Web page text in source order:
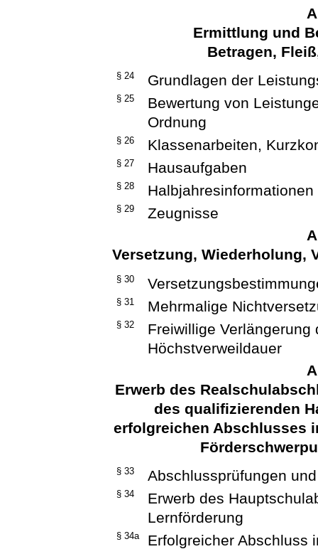
Ermittlung und
Betragen,
§ 24 Grundlagen der
§ 25
Bewertung von
Ordnung
§ 26 Klassenarbeiten,
§ 27 Hausaufgaben
§ 28
§ 29
Zeugnisse
Versetzung, Wiederholung,
§ 30
§ 31 Mehrmalige
§ 32
Freiwillige
Höchstverweildauer
Erwerb des
des qualifizierenden
erfolgreichen Abschlusses
§ 33 Abschlussprüfungen
§ 34
Erwerb des
Lernförderung
§ 34a
Erfolgreicher Abschluss